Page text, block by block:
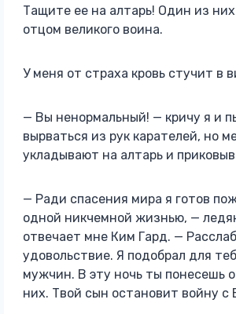
Тащите ее на алтарь! Один из
отцом великого воина.
У меня от страха кровь стучит в
— Вы ненормальный! — кричу я и
вырваться из рук карателей, но
укладывают на алтарь и
— Ради спасения мира я готов
одной никчемной жизнью, —
отвечает мне Ким Гард. —
удовольствие. Я подобрал для
мужчин. В эту ночь ты понесешь
них. Твой сын остановит войну с